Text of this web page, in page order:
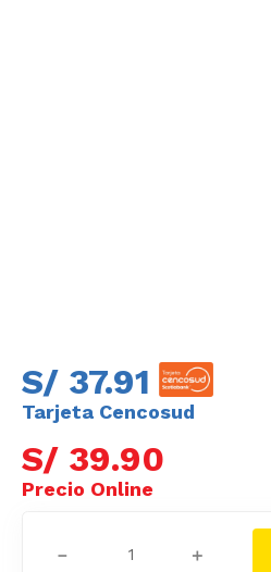
Tarjeta Cencosud
S/ 37.91
S/ 39.90
＋
－